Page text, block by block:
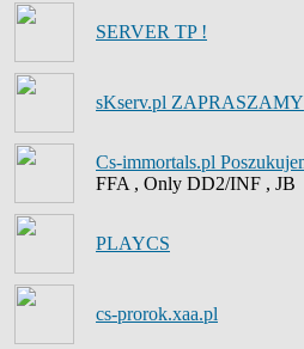
SERVER TP !
sKserv.pl ZAPRASZAMY
Cs-immortals.pl
FFA , Only DD2/INF , JB
PLAYCS
cs-prorok.xaa.pl